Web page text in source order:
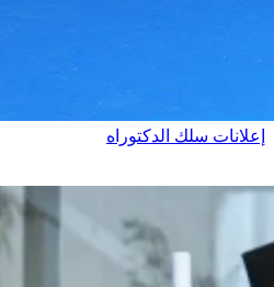
إعلانات سلك الدكتوراه